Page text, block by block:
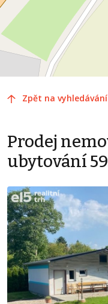
Zpět na vyhledávání
Prodej
ubytování